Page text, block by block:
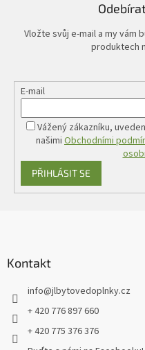
Vložte svůj e-mail a my vám
produktech
E-mail
Vážený zákazníku,
našimi Obchodními
PŘIHLÁSIT SE
Kontakt
info@jlbytovedoplnky.cz
+ 420 776 897 660
+ 420 775 376 376